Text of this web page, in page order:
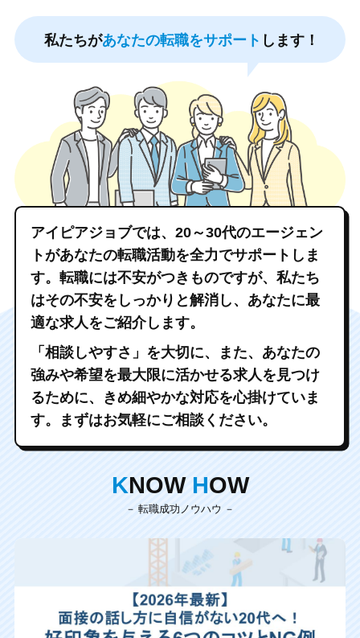
私たちがあなたの転職をサポート します！
アイピアジョブでは、20～30代のエージェン
トがあなたの転職活動を全力でサポートしま
す。 転職には不安がつきものですが、私たち
はその不安をしっかりと解消し、あなたに最
適な求人をご紹介します。
「相談しやすさ」を大切に、また、あなたの
強みや希望を最大限に活かせる求人を見つけ
るために、きめ細やかな対応を心掛けていま
す。
まずはお気軽にご相談ください。
KNOW HOW
転職成功ノウハウ